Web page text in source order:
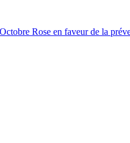
Rose en faveur de la